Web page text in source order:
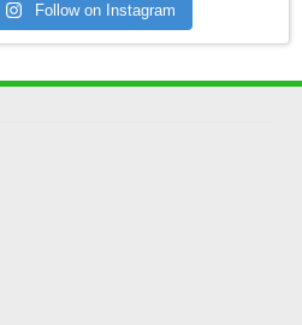
Follow on Instagram